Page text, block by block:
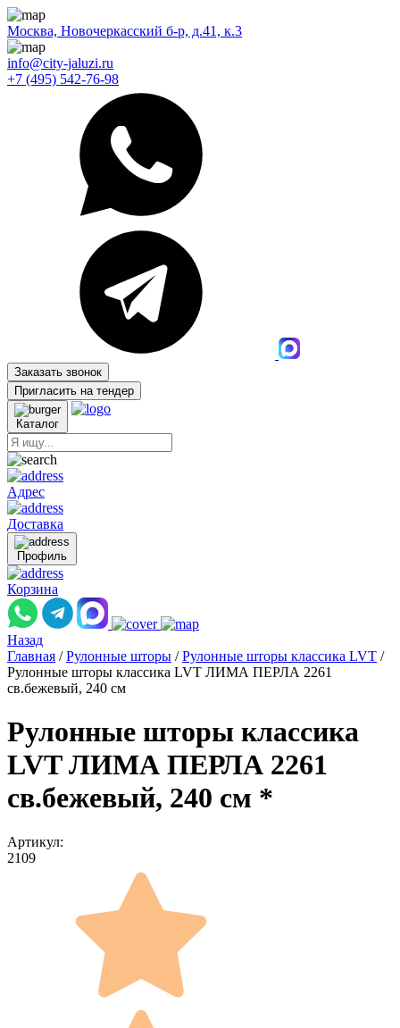
Москва, Новочеркасский б-р, д.41, к.3
info@city-jaluzi.ru
+7 (495) 542-76-98
Заказать звонок
Пригласить на тендер
Каталог
Адрес
Доставка
Профиль
Корзина
Назад
Главная / Рулонные шторы / Рулонные шторы классика LVT /
Рулонные шторы классика LVT ЛИМА ПЕРЛА 2261
св.бежевый, 240 см
Рулонные шторы классика
LVT ЛИМА ПЕРЛА 2261
св.бежевый, 240 см *
Артикул:
2109